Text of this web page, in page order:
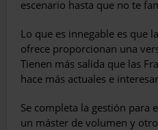
escenario hasta que no te
Lo que es innegable es que
ofrece proporcionan una
Tienen más salida que las
hace más actuales e
Se completa la gestión para
un máster de volumen y